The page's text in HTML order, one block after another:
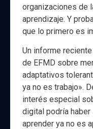
organizaciones de
aprendizaje. Y
que lo primero es
Un informe
de EFMD sobre
adaptativos
ya no es trabajo».
interés especial
digital podría haber
aprender ya no es